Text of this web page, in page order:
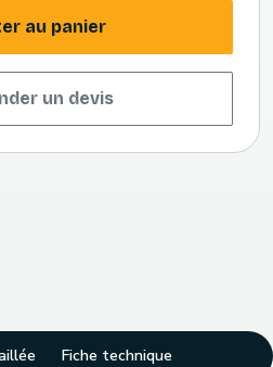
au panier
un devis
Fiche technique